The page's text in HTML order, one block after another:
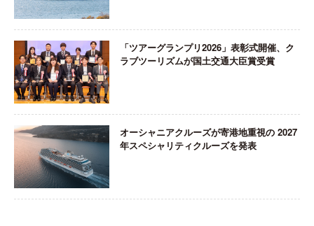
「ツアーグランプリ2026」表彰式開催、ク
ラブツーリズムが国土交通大臣賞受賞
オーシャニアクルーズが寄港地重視の 2027
年スペシャリティクルーズを発表